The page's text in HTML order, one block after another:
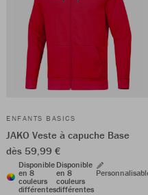
ENFANTS BASICS
JAKO Veste à capuche Base
dès 59,99 €
Disponible
en 8
couleurs
différentes
Disponible
en 8
couleurs
différentes